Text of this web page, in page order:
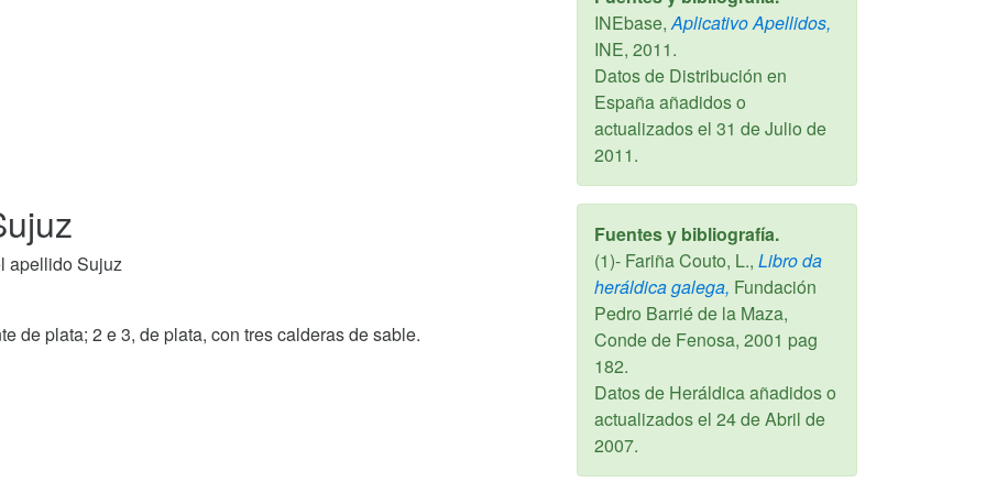
INEbase, Aplicativo Apellidos,
INE, 2011.
Datos de Distribución en
España añadidos o
actualizados el 31 de Julio de
2011.
apellido Sujuz
de plata; 2 e 3, de plata, con tres calderas de sable.
Fuentes y bibliografía.
(1)- Fariña Couto, L., Libro da
heráldica galega, Fundación
Pedro Barrié de la Maza,
Conde de Fenosa, 2001 pag
182.
Datos de Heráldica añadidos o
actualizados el 24 de Abril de
2007.